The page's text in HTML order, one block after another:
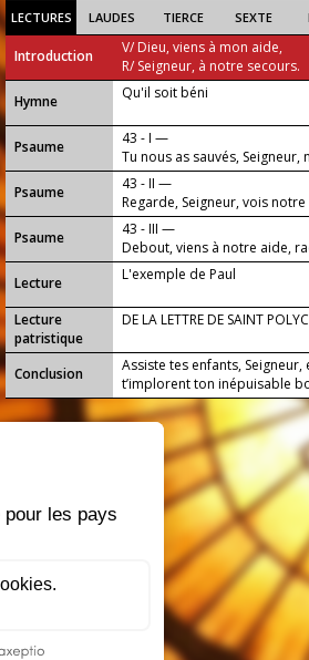
LECTURES LAUDES TIERCE SEXTE
Introduction
V/ Dieu, viens à mon aide,
R/ Seigneur, à notre secours.
...
Hymne Qu'il soit béni
Psaume
43 - I —
Tu nous as sauvés,
jamais.
Psaume
43 - II —
Regarde, Seigneur, vois
Psaume
43 - III —
Debout, viens à notre aide,
amour.
Lecture
L'exemple de Paul
Lecture
patristique
DE LA LETTRE DE SAINT
Conclusion
Assiste tes enfants,
t’implorent ton inépuisable